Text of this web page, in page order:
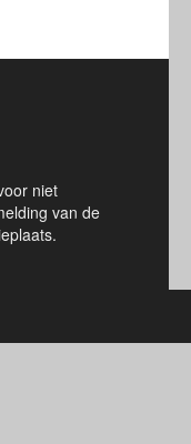
niet
van de